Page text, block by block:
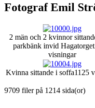
Fotograf Emil
2 män och 2 kvinnor
parkbänk invid
visningar
Kvinna sittande i soffa1125
9709 filer på 1214 sida(or)